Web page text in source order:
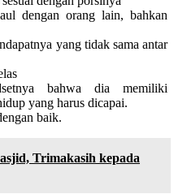
dengan orang lain, bahkan
yang tidak sama antar
bahwa dia memiliki
yang harus dicapai.
baik.
Trimakasih kepada